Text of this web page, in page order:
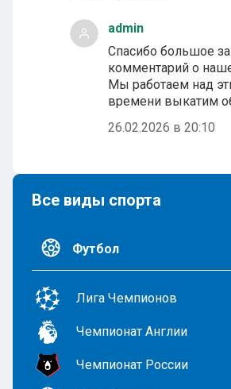
admin
Спасибо большое
комментарий о
Мы работаем над
времени выкатим
26.02.2026 в 20:10
Все виды спорта
Футбол
Лига Чемпионов
Чемпионат Англии
Чемпионат России